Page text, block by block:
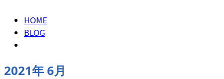
HOME
BLOG
2021年 6月